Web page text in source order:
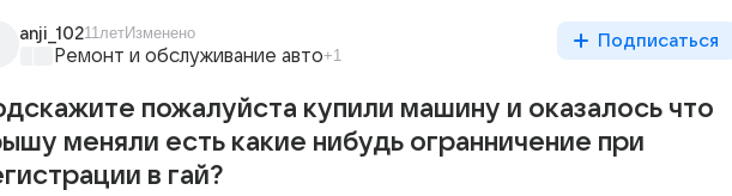
anji_10211летИзменено
Ремонт и обслуживание авто+1
Подписаться
пожалуйста купили машину и оказалось что
меняли есть какие нибудь огранничение при
в гай?